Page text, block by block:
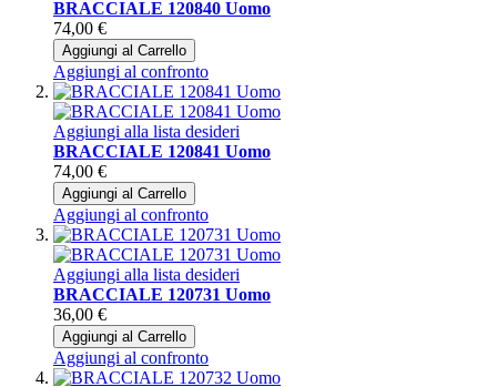
BRACCIALE 120840 Uomo
74,00 €
Aggiungi al Carrello
Aggiungi al confronto
Aggiungi alla lista desideri
BRACCIALE 120841 Uomo
74,00 €
Aggiungi al Carrello
Aggiungi al confronto
Aggiungi alla lista desideri
BRACCIALE 120731 Uomo
36,00 €
Aggiungi al Carrello
Aggiungi al confronto